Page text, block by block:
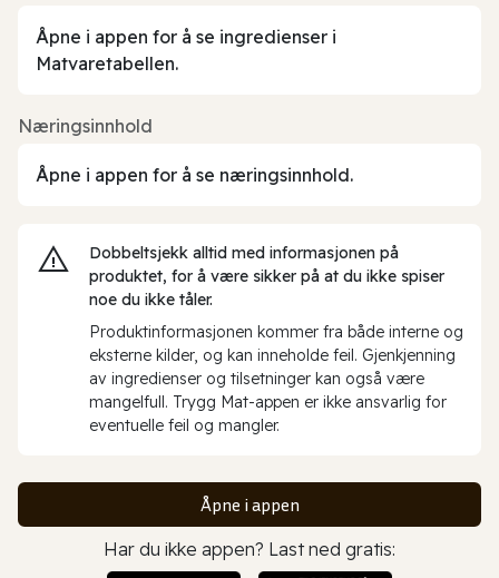
Åpne i appen for å se ingredienser i
Matvaretabellen.
Næringsinnhold
Åpne i appen for å se næringsinnhold.
Dobbeltsjekk alltid med informasjonen på
produktet, for å være sikker på at du ikke spiser
noe du ikke tåler.
Produktinformasjonen kommer fra både interne og
eksterne kilder, og kan inneholde feil. Gjenkjenning
av ingredienser og tilsetninger kan også være
mangelfull. Trygg Mat-appen er ikke ansvarlig for
eventuelle feil og mangler.
Åpne i appen
Har du ikke appen? Last ned gratis: